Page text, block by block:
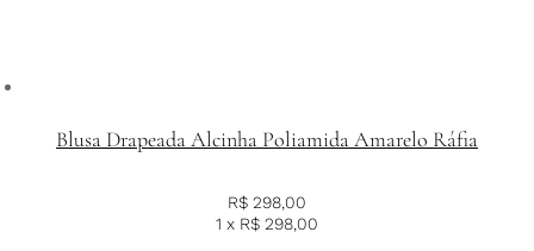
Blusa Drapeada Alcinha Poliamida Amarelo Ráfia
R$ 298,00
1 x R$ 298,00